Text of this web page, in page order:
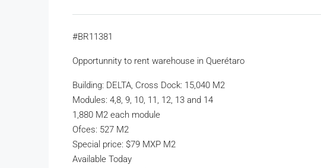
#BR11381
Opportunnity to rent warehouse in Querétaro
Building: DELTA, Cross Dock: 15,040 M2
Modules: 4,8, 9, 10, 11, 12, 13 and 14
1,880 M2 each module
Ofces: 527 M2
Special price: $79 MXP M2
Available Today